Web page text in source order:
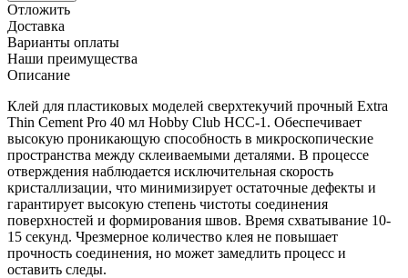
Отложить
Доставка
Варианты оплаты
Наши преимущества
Описание
Клей для пластиковых моделей сверхтекучий прочный Extra
Thin Cement Pro 40 мл Hobby Club HCC-1. Обеспечивает
высокую проникающую способность в микроскопические
пространства между склеиваемыми деталями. В процессе
отверждения наблюдается исключительная скорость
кристаллизации, что минимизирует остаточные дефекты и
гарантирует высокую степень чистоты соединения
поверхностей и формирования швов. Время схватывание 10-
15 секунд. Чрезмерное количество клея не повышает
прочность соединения, но может замедлить процесс и
оставить следы.